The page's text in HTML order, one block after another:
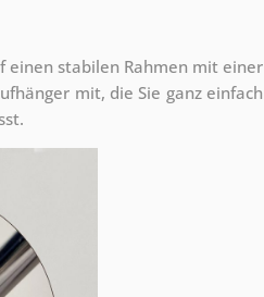
einen stabilen Rahmen mit einer
mit, die Sie ganz einfach